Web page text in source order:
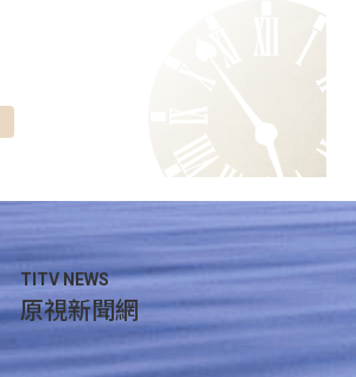
TITV NEWS
原視新聞網